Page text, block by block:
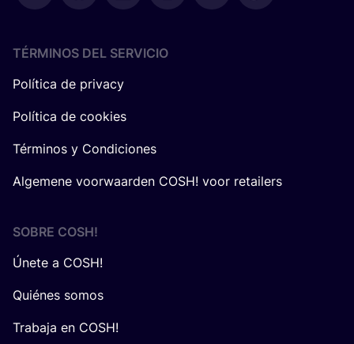
TÉRMINOS DEL SERVICIO
Política de privacy
Política de cookies
Términos y Condiciones
Algemene voorwaarden COSH! voor retailers
SOBRE COSH!
Únete a COSH!
Quiénes somos
Trabaja en COSH!